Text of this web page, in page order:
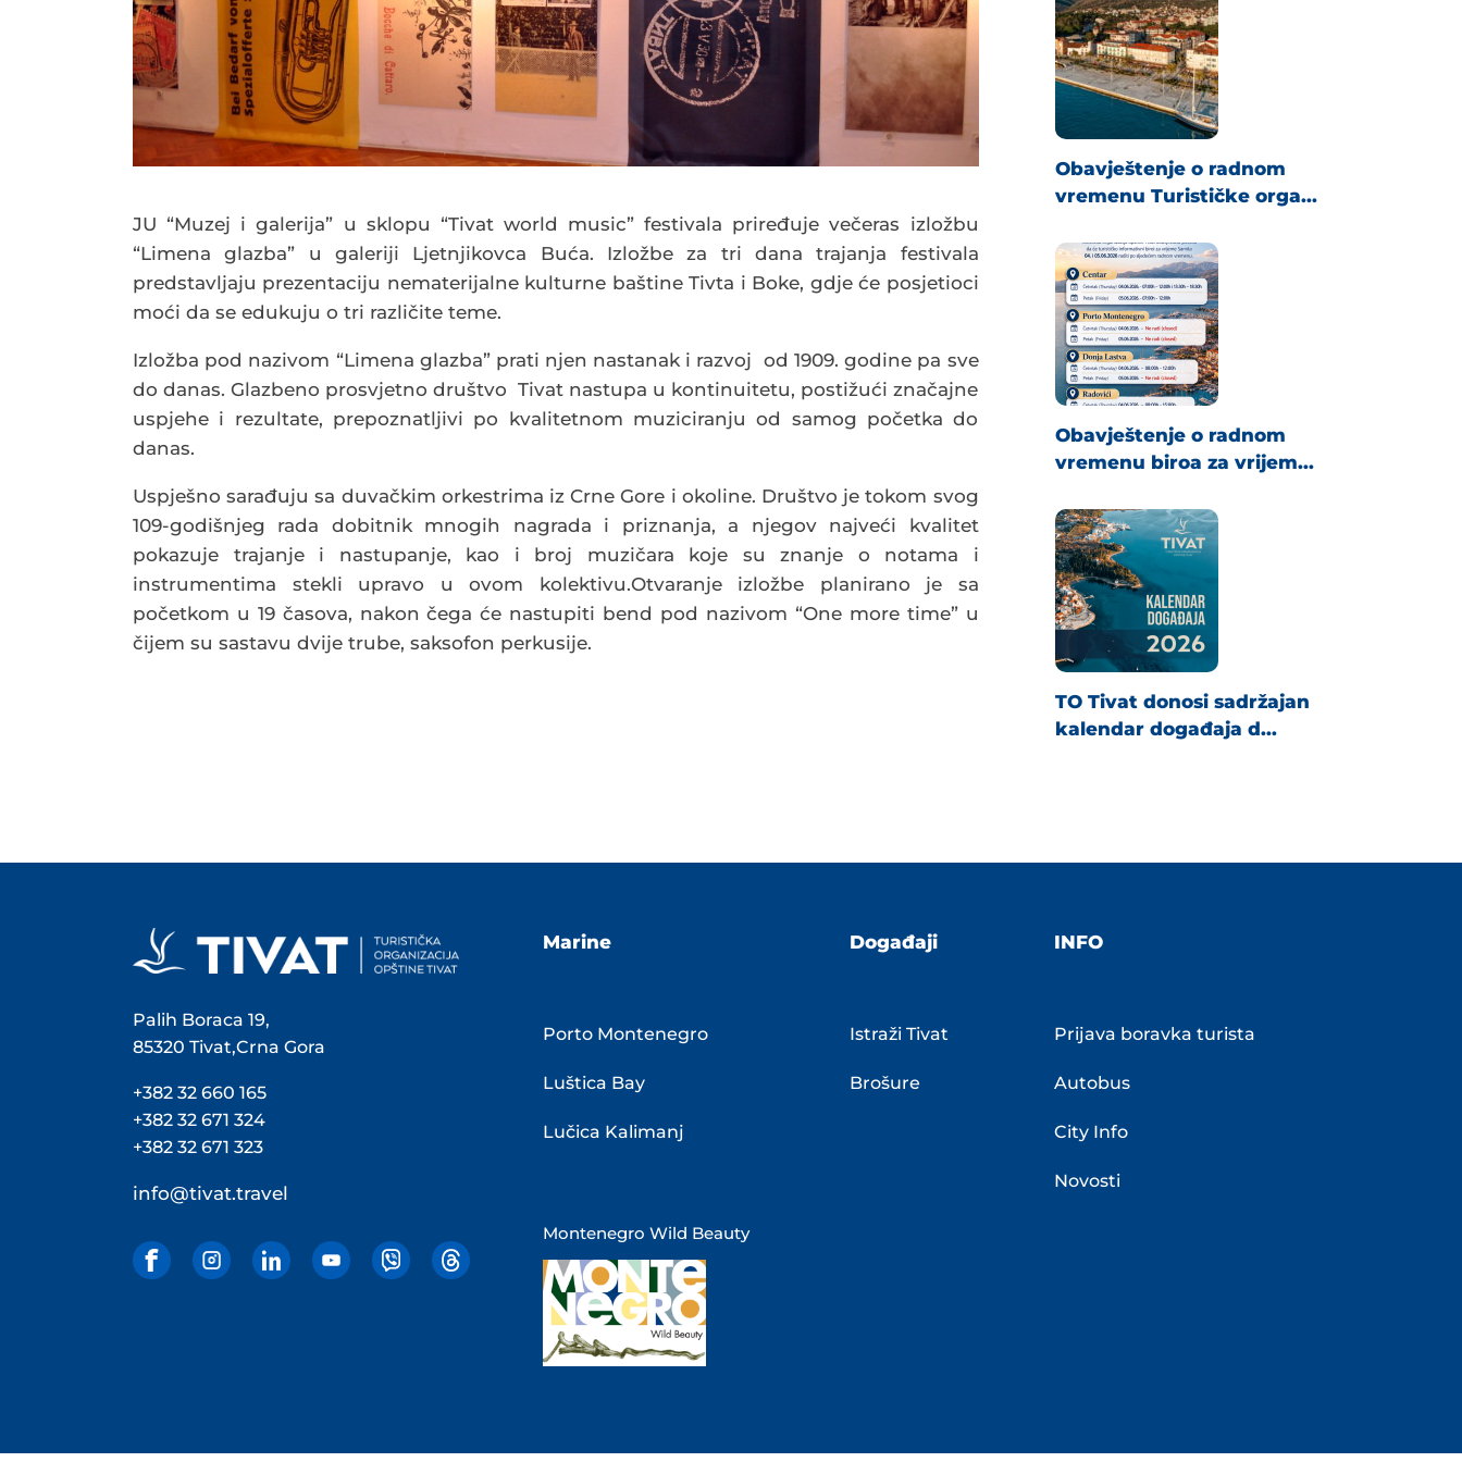
JU “Muzej i galerija” u sklopu “Tivat world music” festivala priređuje večeras izložbu
“Limena glazba” u galeriji Ljetnjikovca Buća. Izložbe za tri dana trajanja festivala
predstavljaju prezentaciju nematerijalne kulturne baštine Tivta i Boke, gdje će posjetioci
moći da se edukuju o tri različite teme.
Izložba pod nazivom “Limena glazba” prati njen nastanak i razvoj od 1909. godine pa sve
do danas. Glazbeno prosvjetno društvo Tivat nastupa u kontinuitetu, postižući značajne
uspjehe i rezultate, prepoznatljivi po kvalitetnom muziciranju od samog početka do
danas.
Uspješno sarađuju sa duvačkim orkestrima iz Crne Gore i okoline. Društvo je tokom svog
109-godišnjeg rada dobitnik mnogih nagrada i priznanja, a njegov najveći kvalitet
pokazuje trajanje i nastupanje, kao i broj muzičara koje su znanje o notama i
instrumentima stekli upravo u ovom kolektivu.Otvaranje izložbe planirano je sa
početkom u 19 časova, nakon čega će nastupiti bend pod nazivom “One more time” u
čijem su sastavu dvije trube, saksofon perkusije.
Obavještenje o radnom
vremenu Turističke orga...
Obavještenje o radnom
vremenu biroa za vrijem...
TO Tivat donosi sadržajan
kalendar događaja d...
Palih Boraca 19,
85320 Tivat,Crna Gora
+382 32 660 165
+382 32 671 324
+382 32 671 323
info@tivat.travel
Marine
Porto Montenegro
Luštica Bay
Lučica Kalimanj
Montenegro Wild Beauty
Događaji
Istraži Tivat
Brošure
INFO
Prijava boravka turista
Autobus
City Info
Novosti